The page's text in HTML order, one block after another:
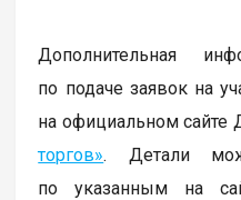
Дополнительная
по подаче заявок на
на официальном
торгов». Детали
по указанным на